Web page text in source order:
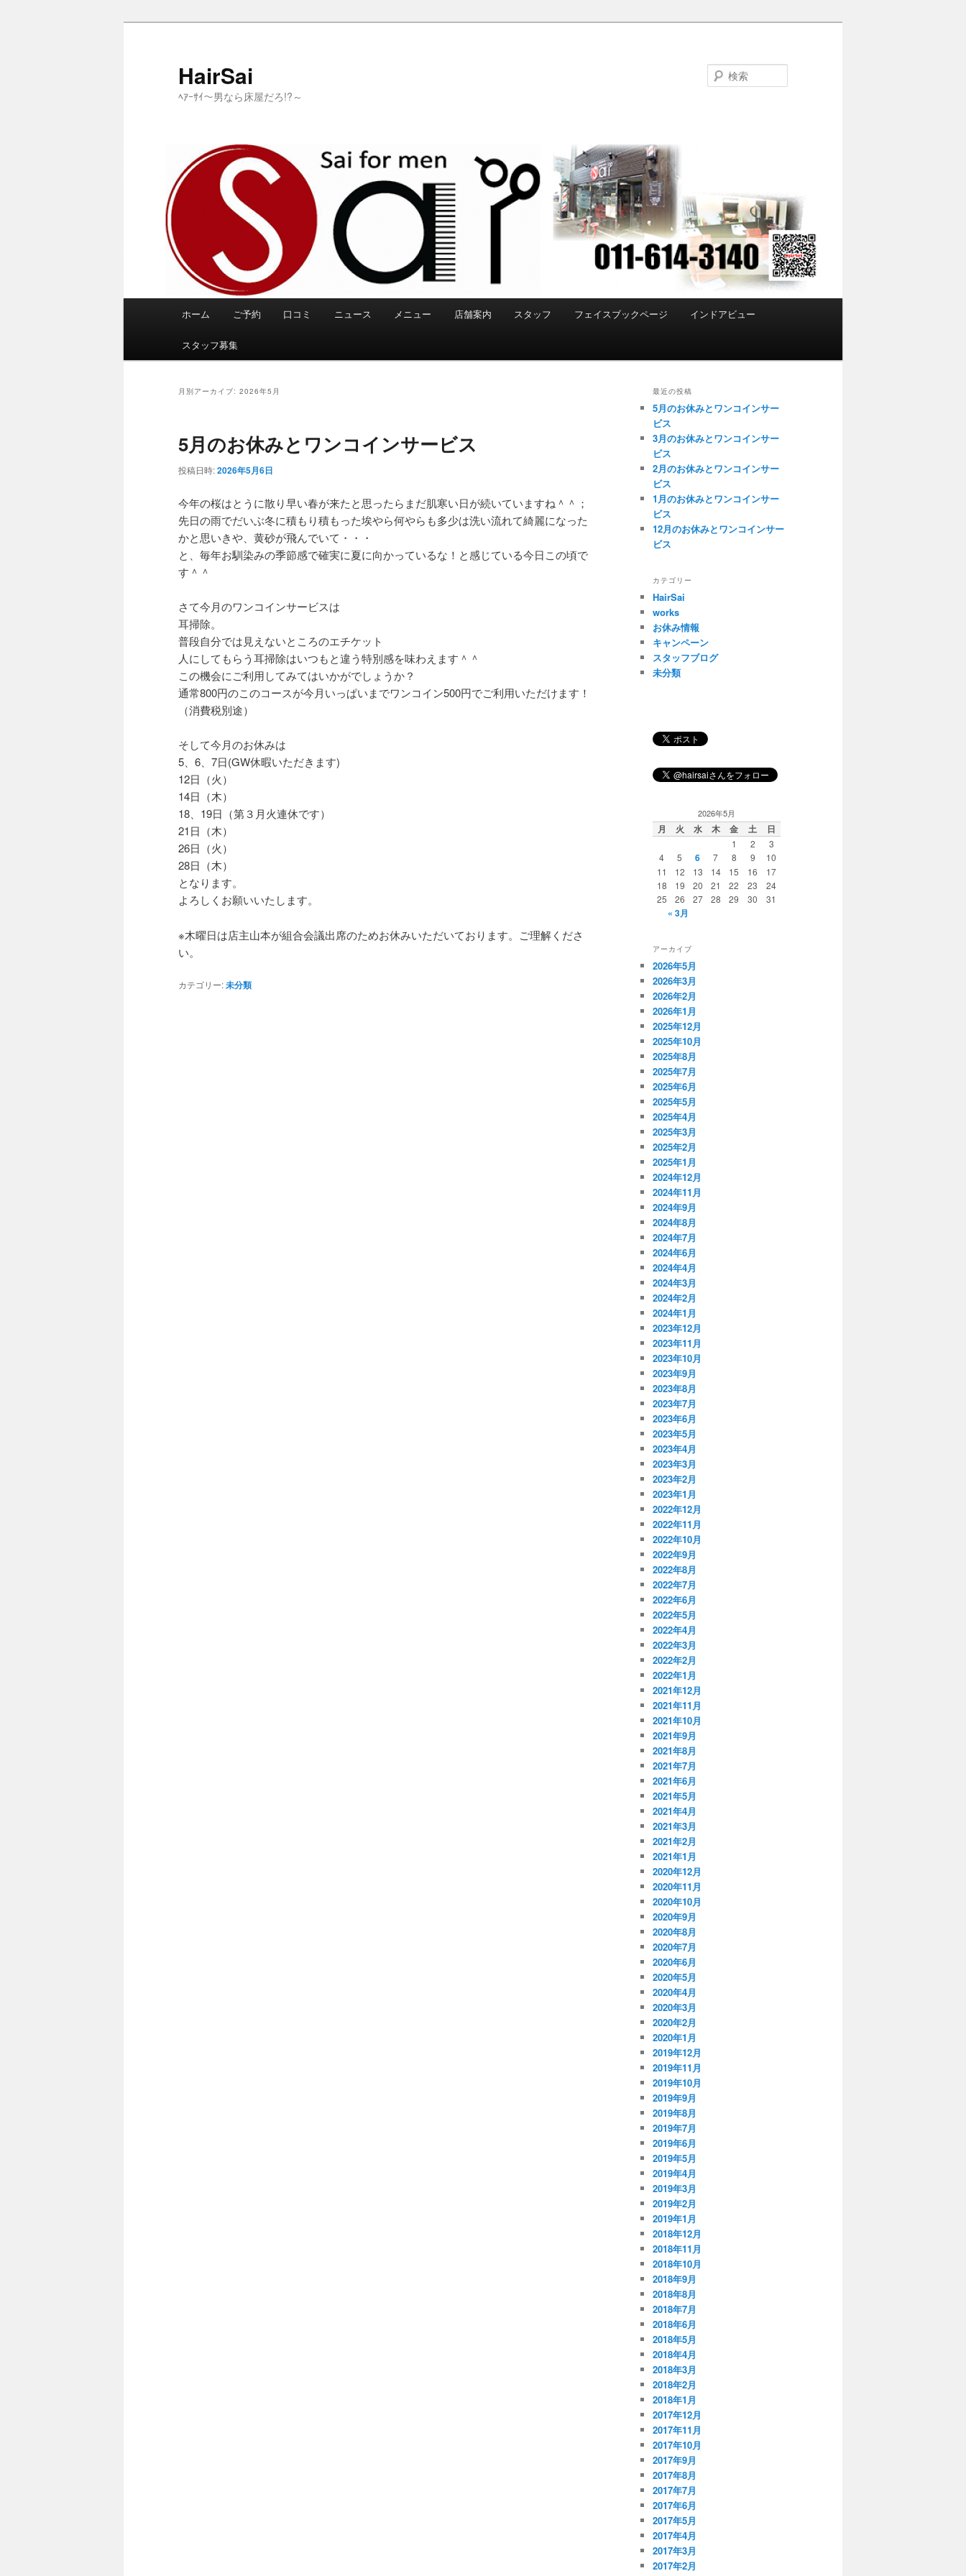
HairSai
ﾍｱｰｻｲ～男なら床屋だろ!?～
メ
ホーム ご予約 口コミ ニュース メニュー 店舗案内 スタッフ フェイスブックページ インドアビュー
スタッフ募集
月別アーカイブ: 2026年5月
5月のお休みとワンコインサービス
投稿日時:2026年5月6日
今年の桜はとうに散り早い春が来たと思ったらまだ肌寒い日が続いていますね＾＾；
先日の雨でだいぶ冬に積もり積もった埃やら何やらも多少は洗い流れて綺麗になった
かと思いきや、黄砂が飛んでいて・・・
と、毎年お馴染みの季節感で確実に夏に向かっているな！と感じている今日この頃で
す＾＾
さて今月のワンコインサービスは
耳掃除。
普段自分では見えないところのエチケット
人にしてもらう耳掃除はいつもと違う特別感を味わえます＾＾
この機会にご利用してみてはいかがでしょうか？
通常800円のこのコースが今月いっぱいまでワンコイン500円でご利用いただけます！
（消費税別途）
そして今月のお休みは
5、6、7日(GW休暇いただきます)
12日（火）
14日（木）
18、19日（第３月火連休です）
21日（木）
26日（火）
28日（木）
となります。
よろしくお願いいたします。
※木曜日は店主山本が組合会議出席のためお休みいただいております。ご理解くださ
い。
カテゴリー:未分類
最近の投稿
5月のお休みとワンコインサー
ビス
3月のお休みとワンコインサー
ビス
2月のお休みとワンコインサー
ビス
1月のお休みとワンコインサー
ビス
12月のお休みとワンコインサー
ビス
カテゴリー
HairSai
works
お休み情報
キャンペーン
スタッフブログ
未分類
2026年5月
月 火 水 木 金 土 日
1 2
3
4
5 6 7 8 9
10
11
12 13 14 15 16
17
18
19 20 21 22 23
24
25
26 27 28 29 30 31
« 3月
アーカイブ
2026年5月
2026年3月
2026年2月
2026年1月
2025年12月
2025年10月
2025年8月
2025年7月
2025年6月
2025年5月
2025年4月
2025年3月
2025年2月
2025年1月
2024年12月
2024年11月
2024年9月
2024年8月
2024年7月
2024年6月
2024年4月
2024年3月
2024年2月
2024年1月
2023年12月
2023年11月
2023年10月
2023年9月
2023年8月
2023年7月
2023年6月
2023年5月
2023年4月
2023年3月
2023年2月
2023年1月
2022年12月
2022年11月
2022年10月
2022年9月
2022年8月
2022年7月
2022年6月
2022年5月
2022年4月
2022年3月
2022年2月
2022年1月
2021年12月
2021年11月
2021年10月
2021年9月
2021年8月
2021年7月
2021年6月
2021年5月
2021年4月
2021年3月
2021年2月
2021年1月
2020年12月
2020年11月
2020年10月
2020年9月
2020年8月
2020年7月
2020年6月
2020年5月
2020年4月
2020年3月
2020年2月
2020年1月
2019年12月
2019年11月
2019年10月
2019年9月
2019年8月
2019年7月
2019年6月
2019年5月
2019年4月
2019年3月
2019年2月
2019年1月
2018年12月
2018年11月
2018年10月
2018年9月
2018年8月
2018年7月
2018年6月
2018年5月
2018年4月
2018年3月
2018年2月
2018年1月
2017年12月
2017年11月
2017年10月
2017年9月
2017年8月
2017年7月
2017年6月
2017年5月
2017年4月
2017年3月
2017年2月